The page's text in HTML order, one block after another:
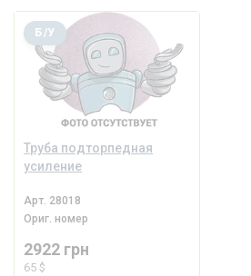
Труба подторпедная
усиление
Б/У
Арт. 28018
Ориг. номер
2922 грн
65 $